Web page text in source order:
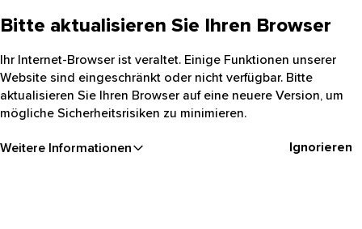
Bitte aktualisieren Sie Ihren Browser
Ihr Internet-Browser ist veraltet. Einige Funktionen unserer
Website sind eingeschränkt oder nicht verfügbar. Bitte
aktualisieren Sie Ihren Browser auf eine neuere Version, um
mögliche Sicherheitsrisiken zu minimieren.
Weitere Informationen Ignorieren